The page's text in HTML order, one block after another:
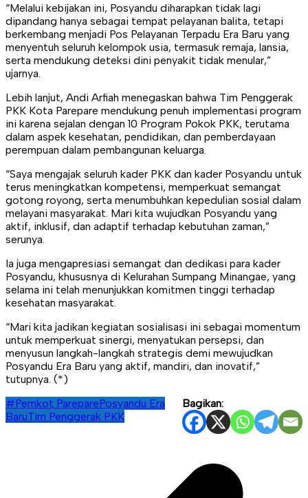
“Melalui kebijakan ini, Posyandu diharapkan tidak lagi
dipandang hanya sebagai tempat pelayanan balita, tetapi
berkembang menjadi Pos Pelayanan Terpadu Era Baru yang
menyentuh seluruh kelompok usia, termasuk remaja, lansia,
serta mendukung deteksi dini penyakit tidak menular,”
ujarnya.
Lebih lanjut, Andi Arfiah menegaskan bahwa Tim Penggerak
PKK Kota Parepare mendukung penuh implementasi program
ini karena sejalan dengan 10 Program Pokok PKK, terutama
dalam aspek kesehatan, pendidikan, dan pemberdayaan
perempuan dalam pembangunan keluarga.
“Saya mengajak seluruh kader PKK dan kader Posyandu untuk
terus meningkatkan kompetensi, memperkuat semangat
gotong royong, serta menumbuhkan kepedulian sosial dalam
melayani masyarakat. Mari kita wujudkan Posyandu yang
aktif, inklusif, dan adaptif terhadap kebutuhan zaman,”
serunya.
Ia juga mengapresiasi semangat dan dedikasi para kader
Posyandu, khususnya di Kelurahan Sumpang Minangae, yang
selama ini telah menunjukkan komitmen tinggi terhadap
kesehatan masyarakat.
“Mari kita jadikan kegiatan sosialisasi ini sebagai momentum
untuk memperkuat sinergi, menyatukan persepsi, dan
menyusun langkah-langkah strategis demi mewujudkan
Posyandu Era Baru yang aktif, mandiri, dan inovatif,”
tutupnya. (*)
Bagikan:
#Pemkot PareparePosyandu Era
BaruTim Penggerak PKK